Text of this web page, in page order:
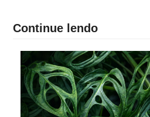
Continue lendo